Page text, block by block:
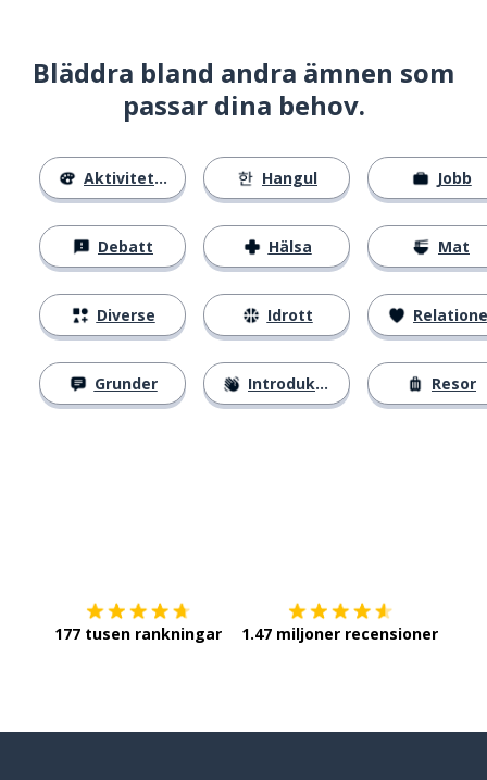
Bläddra bland andra ämnen som
passar dina behov.
Aktiviteter
Debatt
Diverse
Grunder
Hangul
Hälsa
Idrott
Introduktion
Jobb
Mat
Resor
177 tusen rankningar 1.47 miljoner recensioner